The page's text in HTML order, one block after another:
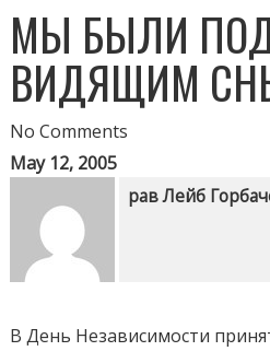
МЫ БЫЛИ
ВИДЯЩИМ
No Comments
May 12, 2005
рав Лейб
В День Независимости